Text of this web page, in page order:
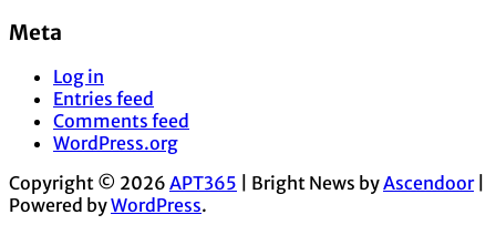
Meta
Log in
Entries feed
Comments feed
WordPress.org
Copyright © 2026 APT365 | Bright News byAscendoor|
Powered byWordPress.